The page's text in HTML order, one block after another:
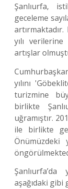
Şanlıurfa,
geceleme
artırmaktadır.
yılı
artışlar
yılını
turizmine
birlikte
uğramıştır.
ile birlikte
Önümüzdeki
aşağıdaki gibi